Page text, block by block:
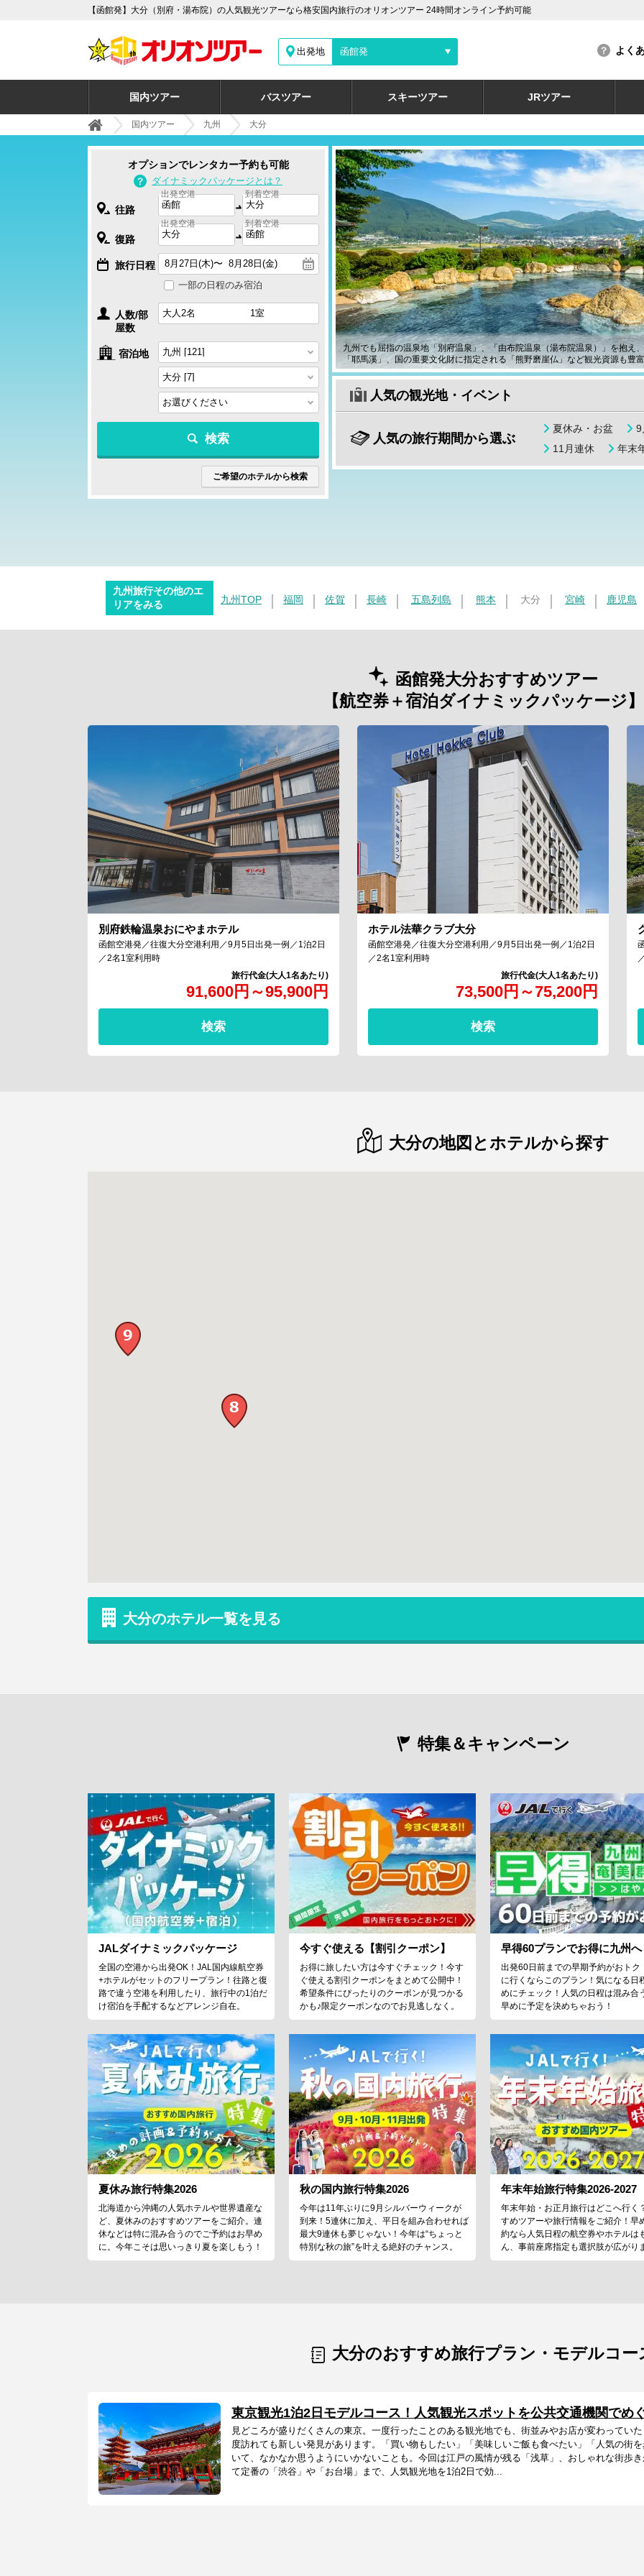
【函館発】大分（別府・湯布院）の人気観光ツアーなら格安国内旅行のオリオンツアー 24時間オンライン予約可能
出発地 函館発 よく
国内ツアー バスツアー スキーツアー JRツアー
国内ツアー 九州 大分
九州でも屈指の温泉地「別府温泉」、「由布院温泉（湯布院温泉）」を抱え
「耶馬溪」、国の重要文化財に指定される「熊野磨崖仏」など観光資源も豊
人気の観光地・イベント
人気の旅行期間から選ぶ
夏休み・お盆
9
11月連休
年末
オプションでレンタカー予約も可能
ダイナミックパッケージとは？
往路
出発空港 到着空港
復路
出発空港 到着空港
旅行日程
一部の日程のみ宿泊
人数/部
屋数
宿泊地
検索
ご希望のホテルから検索
九州旅行その他のエ
リアをみる
九州TOP 福岡 佐賀 長崎 五島列島 熊本 大分 宮崎 鹿児島
函館発大分おすすめツアー
【航空券＋宿泊ダイナミックパッケージ】
別府鉄輪温泉おにやまホテル
91,600円 ～95,900円
函館空港発／往復大分空港利用／9月5日出発一例／1泊2日
／2名1室利用時
検索
ホテル法華クラブ大分
73,500円 ～75,200円
函館空港発／往復大分空港利用／9月5日出発一例／1泊2日
／2名1室利用時
検索
大分の地図とホテルから探す
大分のホテル一覧を見る
特集＆キャンペーン
JALダイナミックパッケージ
全国の空港から出発OK！JAL国内線航空券
+ホテルがセットのフリープラン！往路と復
路で違う空港を利用したり、旅行中の1泊だ
け宿泊を手配するなどアレンジ自在。
今すぐ使える【割引クーポン】
お得に旅したい方は今すぐチェック！今す
ぐ使える割引クーポンをまとめて公開中！
希望条件にぴったりのクーポンが見つかる
かも♪限定クーポンなのでお見逃しなく。
早得60プランでお得に九州へ
出発60日前までの早期予約がおトク
に行くならこのプラン！気になる日
めにチェック！人気の日程は混み合
早めに予定を決めちゃおう！
夏休み旅行特集2026
北海道から沖縄の人気ホテルや世界遺産な
ど、夏休みのおすすめツアーをご紹介。連
休などは特に混み合うのでご予約はお早め
に。今年こそは思いっきり夏を楽しもう！
秋の国内旅行特集2026
今年は11年ぶりに9月シルバーウィークが
到来！5連休に加え、平日を組み合わせれば
最大9連休も夢じゃない！今年は“ちょっと
特別な秋の旅”を叶える絶好のチャンス。
年末年始旅行特集2026-2027
年末年始・お正月旅行はどこへ行く
すめツアーや旅行情報をご紹介！早
約なら人気日程の航空券やホテルは
ん、事前座席指定も選択肢が広がり
大分のおすすめ旅行プラン・モデルコー
東京観光1泊2日モデルコース！人気観光スポットを公共交通機関でめ
見どころが盛りだくさんの東京。一度行ったことのある観光地でも、街並みやお店が変わってい
度訪れても新しい発見があります。「買い物もしたい」「美味しいご飯も食べたい」「人気の街
いて、なかなか思うようにいかないことも。今回は江戸の風情が残る「浅草」、おしゃれな街歩
て定番の「渋谷」や「お台場」まで、人気観光地を1泊2日で効...